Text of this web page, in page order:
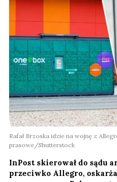
Rafał Brzoska idzie na wojnę z
prasowe/Shutterstock
InPost skierował do sądu
przeciwko Allegro,